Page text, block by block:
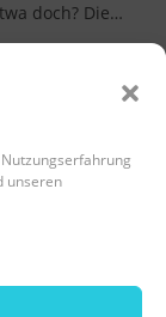
unseren
doch? Die…